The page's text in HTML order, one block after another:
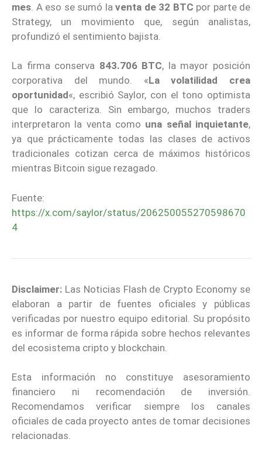
mes . A eso se sumó la venta de 32 BTC por parte de
Strategy, un movimiento que, según analistas,
profundizó el sentimiento bajista.
La firma conserva 843.706 BTC, la mayor posición
corporativa del mundo. «La volatilidad crea
oportunidad«, escribió Saylor, con el tono optimista
que lo caracteriza. Sin embargo, muchos traders
interpretaron la venta como una señal inquietante,
ya que prácticamente todas las clases de activos
tradicionales cotizan cerca de máximos históricos
mientras Bitcoin sigue rezagado.
Fuente:
https://x.com/saylor/status/206250055270598670
4
Disclaimer: Las Noticias Flash de Crypto Economy se
elaboran a partir de fuentes oficiales y públicas
verificadas por nuestro equipo editorial. Su propósito
es informar de forma rápida sobre hechos relevantes
del ecosistema cripto y blockchain.
Esta información no constituye asesoramiento
financiero ni recomendación de inversión.
Recomendamos verificar siempre los canales
oficiales de cada proyecto antes de tomar decisiones
relacionadas.